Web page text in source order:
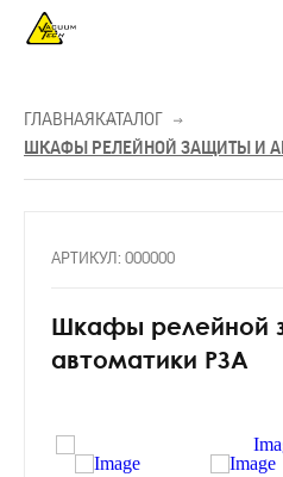
ГЛАВНАЯ КАТАЛОГ
ШКАФЫ РЕЛЕЙНОЙ ЗАЩИТЫ И
АРТИКУЛ: 000000
Шкафы релейной
автоматики РЗА